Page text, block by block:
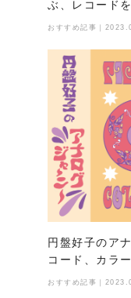
ぶ、レコード
おすすめ記事｜
円盤好子のア
コード、カラ
おすすめ記事｜